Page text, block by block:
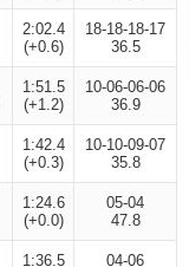
2:02.4
(+0.6)
18-18-18-17
36.5
1:51.5
(+1.2)
10-06-06-06
36.9
1:42.4
(+0.3)
10-10-09-07
35.8
1:24.6
(+0.0)
05-04
47.8
1:36.5
04-06